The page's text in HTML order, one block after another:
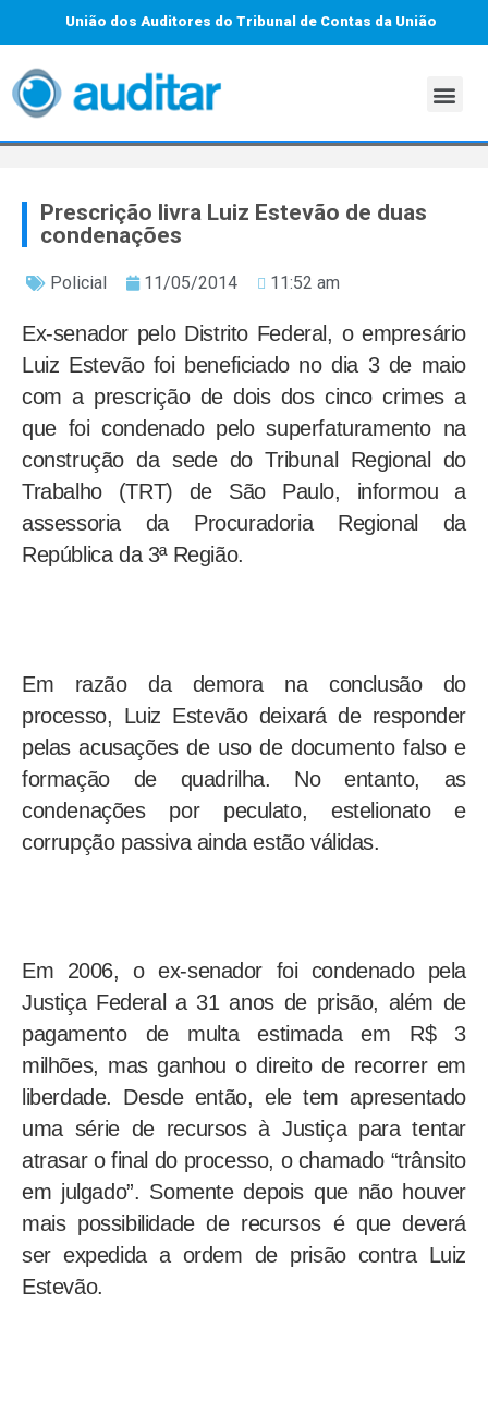
União dos Auditores do Tribunal de Contas da União
Prescrição livra Luiz Estevão de duas
condenações
Policial 11/05/2014 11:52 am
Ex-senador pelo Distrito Federal, o empresário
Luiz Estevão foi beneficiado no dia 3 de maio
com a prescrição de dois dos cinco crimes a
que foi condenado pelo superfaturamento na
construção da sede do Tribunal Regional do
Trabalho (TRT) de São Paulo, informou a
assessoria da Procuradoria Regional da
República da 3ª Região.
Em razão da demora na conclusão do
processo, Luiz Estevão deixará de responder
pelas acusações de uso de documento falso e
formação de quadrilha. No entanto, as
condenações por peculato, estelionato e
corrupção passiva ainda estão válidas.
Em 2006, o ex-senador foi condenado pela
Justiça Federal a 31 anos de prisão, além de
pagamento de multa estimada em R$ 3
milhões, mas ganhou o direito de recorrer em
liberdade. Desde então, ele tem apresentado
uma série de recursos à Justiça para tentar
atrasar o final do processo, o chamado “trânsito
em julgado”. Somente depois que não houver
mais possibilidade de recursos é que deverá
ser expedida a ordem de prisão contra Luiz
Estevão.